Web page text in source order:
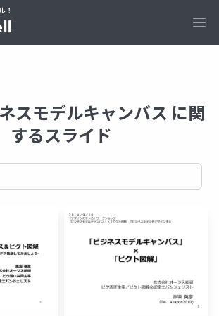
スモデルキャンバス に関
するスライド